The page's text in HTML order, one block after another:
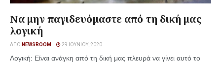
Να μην παγιδευόμαστε από τη δική μας
λογική
ΑΠΌ NEWSROOM 29 ΙΟΥΝΊΟΥ, 2020
Λογική: Είναι ανάγκη από τη δική μας πλευρά να γίνει αυτό το